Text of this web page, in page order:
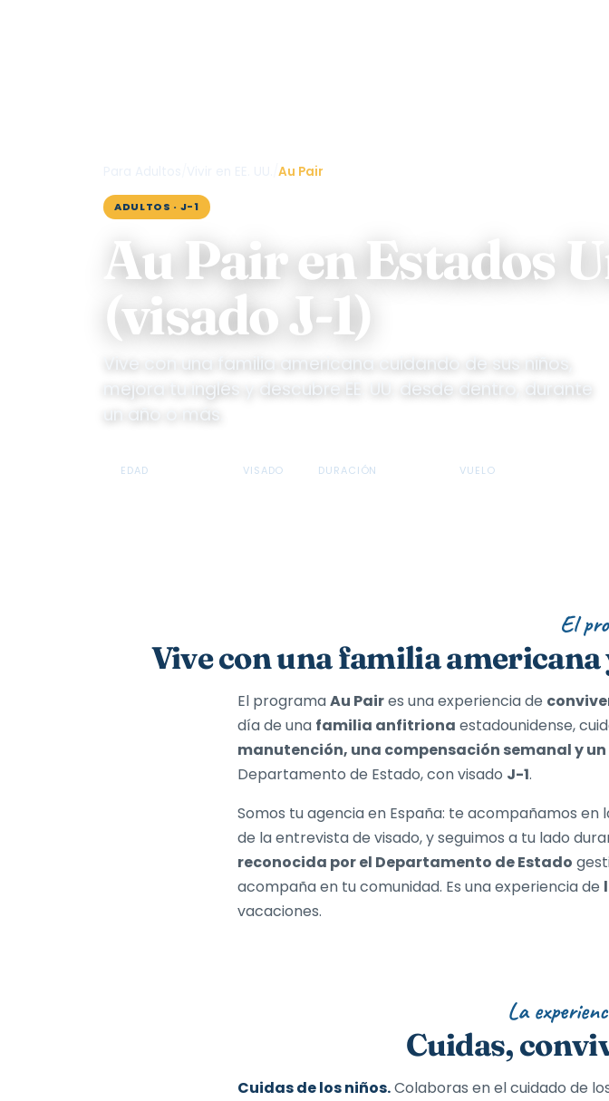
Au Pair
ADULTOS · J-1
Au Pair en Estados
(visado J-1)
Vive con una familia americana cuidando de sus niños,
mejora tu inglés y descubre EE. UU. desde dentro, durante
un año o más.
EDAD VISADO DURACIÓN VUELO
El
Vive con una familia americana
El programaAu Paires una experiencia de
día de una familia anfitriona estadounidense,
manutención, una compensación semanal y
Departamento de Estado, con visado J-1.
Somos tu agencia en España: te acompañamos
de la entrevista de visado, y seguimos a tu lado
reconocida por el Departamento de Estado
acompaña en tu comunidad. Es una experiencia de
vacaciones.
La
Cuidas,
Cuidas de los niños.Colaboras en el cuidado de